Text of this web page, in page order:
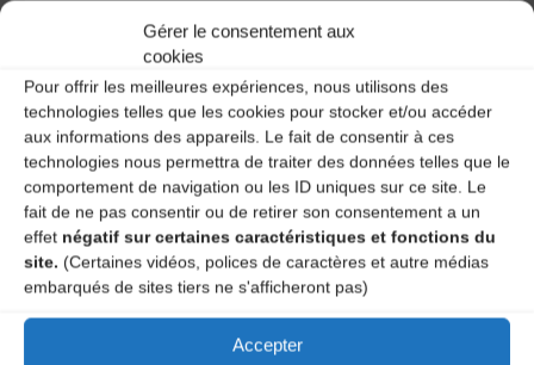
Gérer le consentement aux
cookies
Pour offrir les meilleures expériences, nous utilisons des
technologies telles que les cookies pour stocker et/ou accéder
aux informations des appareils. Le fait de consentir à ces
technologies nous permettra de traiter des données telles que le
comportement de navigation ou les ID uniques sur ce site. Le
fait de ne pas consentir ou de retirer son consentement a un
effet négatif sur certaines caractéristiques et fonctions du
site. (Certaines vidéos, polices de caractères et autre médias
embarqués de sites tiers ne s'afficheront pas)
Accepter
d’Auvergne ».
Lire l'article"Extrait
vidéo
du
forum